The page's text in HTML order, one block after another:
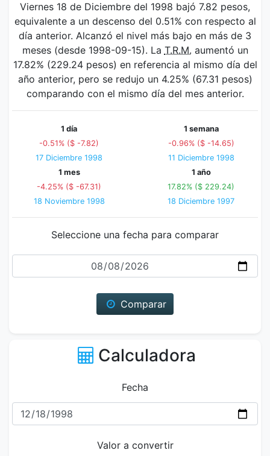
Viernes 18 de Diciembre del 1998 bajó 7.82 pesos,
equivalente a un descenso del 0.51% con respecto al
día anterior. Alcanzó el nivel más bajo en más de 3
meses (desde 1998-09-15). La T.R.M. aumentó un
17.82% (229.24 pesos) en referencia al mismo día del
año anterior, pero se redujo un 4.25% (67.31 pesos)
comparando con el mismo día del mes anterior.
1 día
-0.51% ($ -7.82)
17 Diciembre 1998
1 semana
-0.96% ($ -14.65)
11 Diciembre 1998
1 mes
-4.25% ($ -67.31)
18 Noviembre 1998
1 año
17.82% ($ 229.24)
18 Diciembre 1997
Seleccione una fecha para comparar
Fecha
Comparar
Calculadora
Fecha
Valor a convertir